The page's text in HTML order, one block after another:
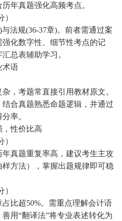
年真题强化高频考点。
法规(36-37章)。前者需通过案
化数字性、细节性考点的记
总表辅助学习。
术语
，考题常直接引用教材原文。
合真题熟悉命题逻辑，并通过
率。
，性价比高
真题重复率高，建议考生主攻
方法），掌握出题规律即可稳
比超50%。需重点理解会计语
用“翻译法”将专业表述转化为